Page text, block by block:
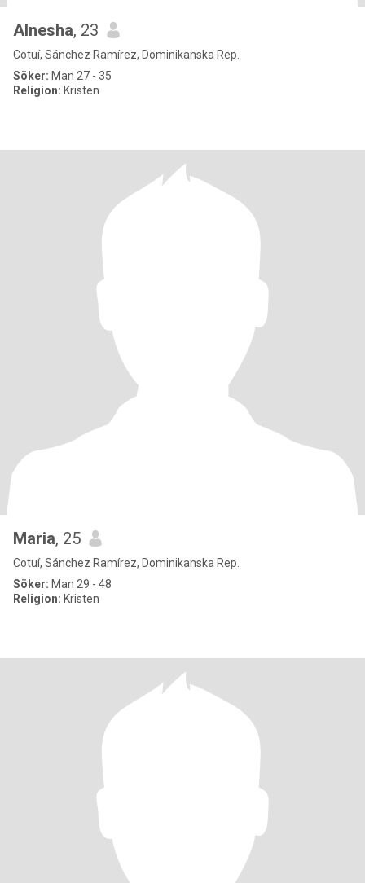
Alnesha, 23
Cotuí, Sánchez Ramírez, Dominikanska Rep.
Söker: Man 27 - 35
Religion: Kristen
Maria, 25
Cotuí, Sánchez Ramírez, Dominikanska Rep.
Söker: Man 29 - 48
Religion: Kristen